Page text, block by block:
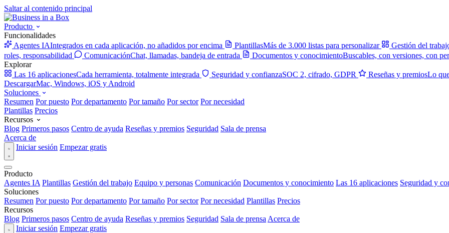
Saltar al contenido principal
Producto
Funcionalidades
Agentes IAIntegrados en cada aplicación, no añadidos por encima PlantillasMás de 3.000 listas para personalizar Gestión del
roles, responsabilidad
ComunicaciónChat, llamadas, bandeja de entrada Documentos y conocimientoBuscables, con versiones, con
Explorar
Las 16 aplicacionesCada herramienta, totalmente integrada Seguridad y confianzaSOC 2, cifrado, GDPR Reseñas y premiosLo
DescargarMac, Windows, iOS y Android
Soluciones
Resumen Por puesto Por departamento Por tamaño Por sector Por necesidad
Plantillas Precios
Recursos
Blog Primeros pasos Centro de ayuda Reseñas y premios Seguridad Sala de prensa
Acerca de
Iniciar sesión Empezar gratis
Producto
Agentes IA Plantillas Gestión del trabajo Equipo y personas Comunicación Documentos y conocimiento Las 16 aplicaciones Seguridad y
Soluciones
Resumen Por puesto Por departamento Por tamaño Por sector Por necesidad Plantillas Precios
Recursos
Blog Primeros pasos Centro de ayuda Reseñas y premios Seguridad Sala de prensa Acerca de
Iniciar sesión Empezar gratis